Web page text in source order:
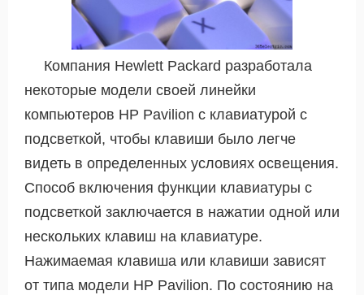
Компания Hewlett Packard разработала
некоторые модели своей линейки
компьютеров HP Pavilion с клавиатурой с
подсветкой, чтобы клавиши было легче
видеть в определенных условиях освещения.
Способ включения функции клавиатуры с
подсветкой заключается в нажатии одной или
нескольких клавиш на клавиатуре.
Нажимаемая клавиша или клавиши зависят
от типа модели HP Pavilion. По состоянию на